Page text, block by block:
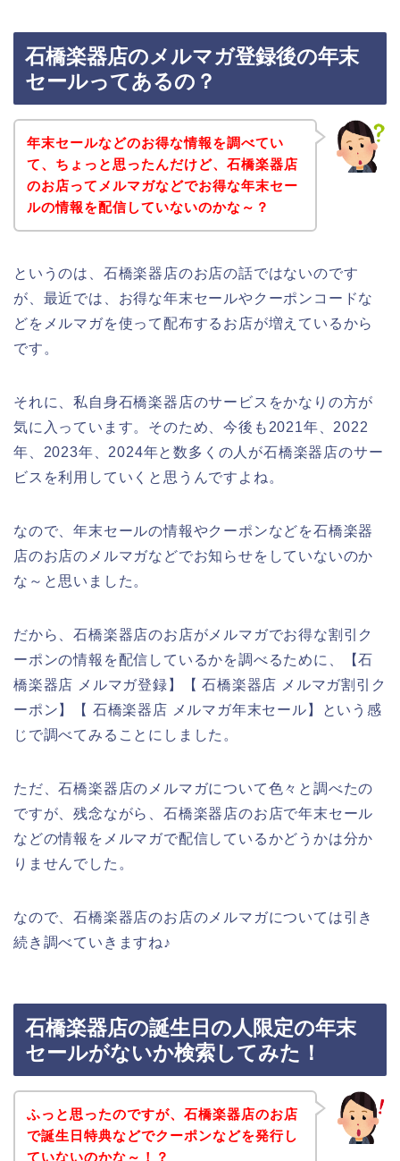
石橋楽器店のメルマガ登録後の年末
セールってあるの？
年末セールなどのお得な情報を調べてい
て、ちょっと思ったんだけど、石橋楽器店
のお店ってメルマガなどでお得な年末セー
ルの情報を配信していないのかな～？
というのは、石橋楽器店のお店の話ではないのです
が、最近では、お得な年末セールやクーポンコードな
どをメルマガを使って配布するお店が増えているから
です。
それに、私自身石橋楽器店のサービスをかなりの方が
気に入っています。そのため、今後も2021年、2022
年、2023年、2024年と数多くの人が石橋楽器店のサー
ビスを利用していくと思うんですよね。
なので、年末セールの情報やクーポンなどを石橋楽器
店のお店のメルマガなどでお知らせをしていないのか
な～と思いました。
だから、石橋楽器店のお店がメルマガでお得な割引ク
ーポンの情報を配信しているかを調べるために、【石
橋楽器店 メルマガ登録】【 石橋楽器店 メルマガ割引ク
ーポン】【 石橋楽器店 メルマガ年末セール】という感
じで調べてみることにしました。
ただ、石橋楽器店のメルマガについて色々と調べたの
ですが、残念ながら、石橋楽器店のお店で年末セール
などの情報をメルマガで配信しているかどうかは分か
りませんでした。
なので、石橋楽器店のお店のメルマガについては引き
続き調べていきますね♪
石橋楽器店の誕生日の人限定の年末
セールがないか検索してみた！
ふっと思ったのですが、石橋楽器店のお店
で誕生日特典などでクーポンなどを発行し
ていないのかな～！？